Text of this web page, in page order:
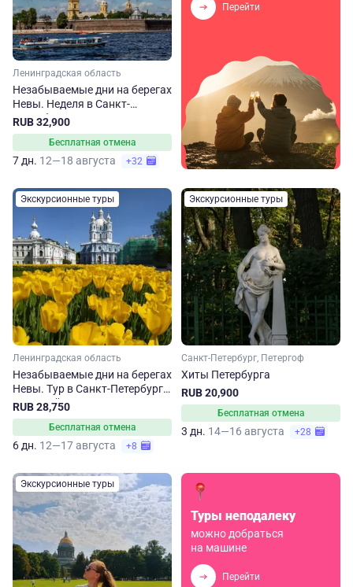
Ленинградская область
Незабываемые дни на берегах
Невы. Неделя в Санкт-
Петербурге
RUB 32,900
Бесплатная отмена
7 дн. 12—18 августа +32
Перейти
Экскурсионные туры
Ленинградская область
Незабываемые дни на берегах
Невы. Тур в Санкт-Петербург
на 6 дней
RUB 28,750
Бесплатная отмена
6 дн. 12—17 августа +8
Экскурсионные туры
Санкт-Петербург, Петергоф
Хиты Петербурга
RUB 20,900
Бесплатная отмена
3 дн. 14—16 августа +28
Экскурсионные туры
Туры неподалеку
можно добраться
на машине
Перейти